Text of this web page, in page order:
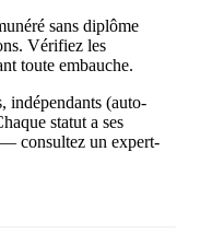
sans diplôme
Vérifiez les
toute embauche.
indépendants (auto-
statut a ses
consultez un expert-